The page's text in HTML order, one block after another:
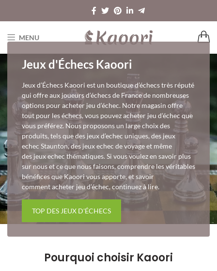
MENU
Jeux d'Échecs Kaoori
Jeux d’Échecs Kaoori est un boutique d’échecs très réputé
qui offre aux joueurs d’échecs de France de nombreuses
options pour acheter jeu d’échec. Notre magasin offre
tout pour les échecs, vous pouvez acheter jeu d’échec que
vous préférez. Nous proposons un large choix des
produits, tels que des jeux d’echec uniques, des jeux
echec Staunton, des jeux echec de voyage et même
des jeux echec thématiques. Si vous voulez en savoir plus
sur nous et ce que nous faisons, comprendre les véritables
bénéfices que Kaoori vous apporte, et savoir
comment acheter jeu d’échec, continuez à lire.
TOP DES JEUX D'ÉCHECS
Pourquoi choisir Kaoori